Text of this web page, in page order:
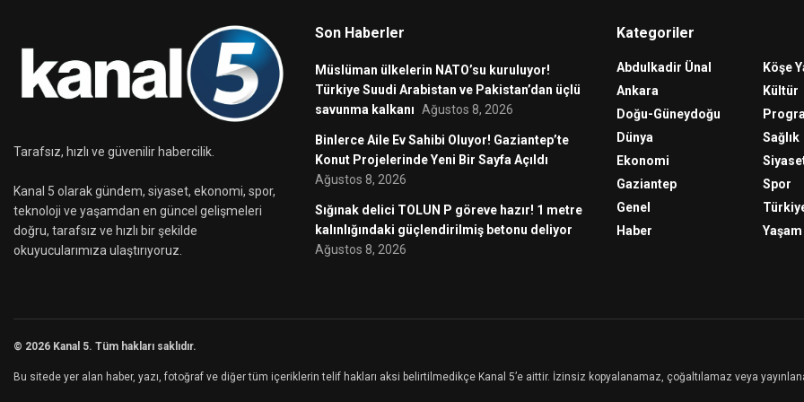
Tarafsız, hızlı ve güvenilir habercilik.
Kanal 5 olarak gündem, siyaset, ekonomi, spor,
teknoloji ve yaşamdan en güncel gelişmeleri
doğru, tarafsız ve hızlı bir şekilde
okuyucularımıza ulaştırıyoruz.
Son Haberler
Müslüman ülkelerin NATO’su kuruluyor!
Türkiye Suudi Arabistan ve Pakistan’dan üçlü
savunma kalkanı Ağustos 8, 2026
Binlerce Aile Ev Sahibi Oluyor! Gaziantep’te
Konut Projelerinde Yeni Bir Sayfa Açıldı
Ağustos 8, 2026
Sığınak delici TOLUN P göreve hazır! 1 metre
kalınlığındaki güçlendirilmiş betonu deliyor
Ağustos 8, 2026
Kategoriler
Abdulkadir Ünal
Ankara
Doğu-Güneydoğu
Dünya
Ekonomi
Gaziantep
Genel
Haber
Köşe
Kültür
Sağlık
Spor
Yaşam
© 2026 Kanal 5. Tüm hakları saklıdır.
Bu sitede yer alan haber, yazı, fotoğraf ve diğer tüm içeriklerin telif hakları aksi belirtilmedikçe Kanal 5’e aittir. İzinsiz kopyalanamaz, çoğaltılamaz veya